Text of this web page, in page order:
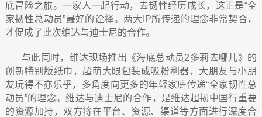
底冒险之旅。一家人一起行动，去韧性经历成长，这正是“全
家韧性总动员”最好的诠释。两大 IP所传递的理念非常契合，
才促成了此次维达与迪士尼的合作。
与此同时，维达现场推出《海底总动员2多莉去哪儿》的
创新特别版纸巾，超萌大眼包装成吸粉利器，大朋友与小朋
友玩得不亦乐乎，多角度向更多的年轻家庭传递“全家韧性总
动员”的理念。维达与迪士尼的合作，是维达超韧中国行重要
的资源加持，双方将在平台、资源、渠道等方面进行深度合